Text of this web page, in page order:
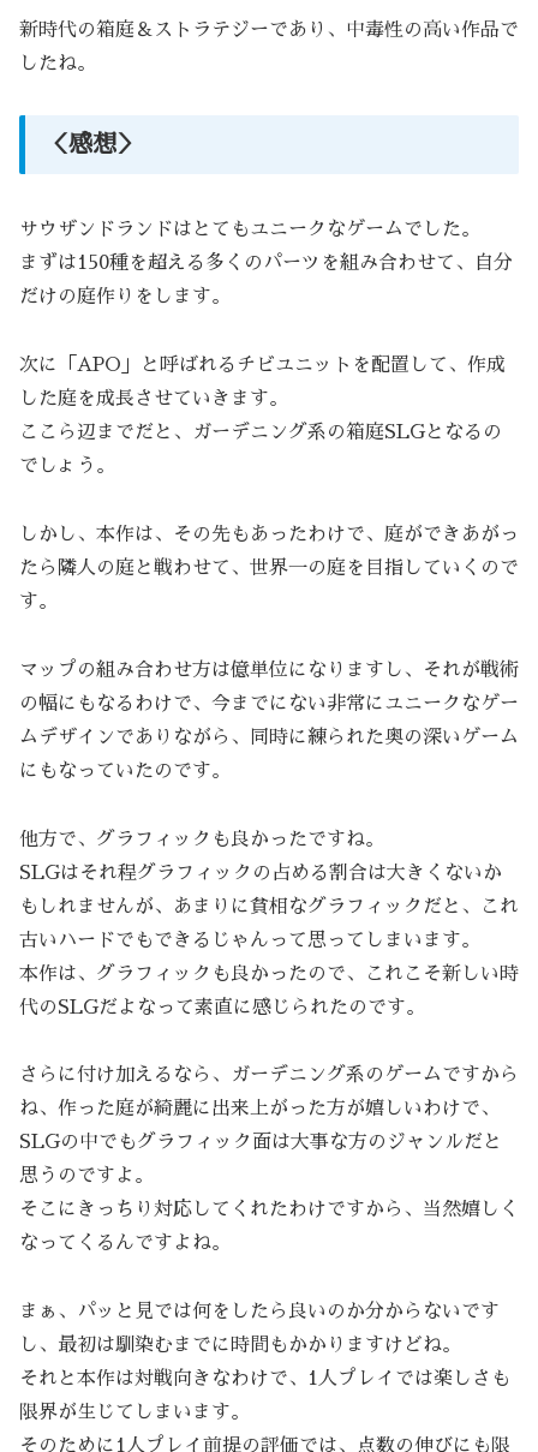
新時代の箱庭＆ストラテジーであり、中毒性の高い作品で
したね。
＜感想＞
サウザンドランドはとてもユニークなゲームでした。
まずは150種を超える多くのパーツを組み合わせて、自分
だけの庭作りをします。
次に「APO」と呼ばれるチビユニットを配置して、作成
した庭を成長させていきます。
ここら辺までだと、ガーデニング系の箱庭SLGとなるの
でしょう。
しかし、本作は、その先もあったわけで、庭ができあがっ
たら隣人の庭と戦わせて、世界一の庭を目指していくので
す。
マップの組み合わせ方は億単位になりますし、それが戦術
の幅にもなるわけで、今までにない非常にユニークなゲー
ムデザインでありながら、同時に練られた奥の深いゲーム
にもなっていたのです。
他方で、グラフィックも良かったですね。
SLGはそれ程グラフィックの占める割合は大きくないか
もしれませんが、あまりに貧相なグラフィックだと、これ
古いハードでもできるじゃんって思ってしまいます。
本作は、グラフィックも良かったので、これこそ新しい時
代のSLGだよなって素直に感じられたのです。
さらに付け加えるなら、ガーデニング系のゲームですから
ね、作った庭が綺麗に出来上がった方が嬉しいわけで、
SLGの中でもグラフィック面は大事な方のジャンルだと
思うのですよ。
そこにきっちり対応してくれたわけですから、当然嬉しく
なってくるんですよね。
まぁ、パッと見では何をしたら良いのか分からないです
し、最初は馴染むまでに時間もかかりますけどね。
それと本作は対戦向きなわけで、1人プレイでは楽しさも
限界が生じてしまいます。
そのために1人プレイ前提の評価では、点数の伸びにも限